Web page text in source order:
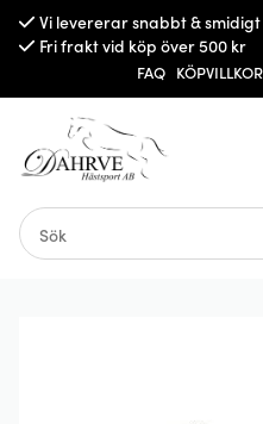
Vi levererar snabbt &
Fri frakt vid köp över 500 kr
FAQ KÖPVILLKOR